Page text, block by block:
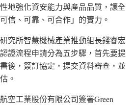
地強化資安能力與產品品質，讓全
信、可靠、可合作」的實力。
究所智慧機械產業推動組長錢睿宏
證流程申請分為五步驟，首先要提
後，簽訂協定，提交資料審查，並
。
空工業股份有限公司簽署Green